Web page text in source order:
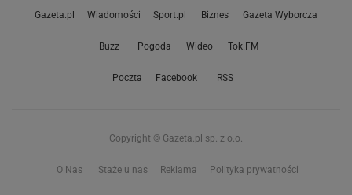
Gazeta.pl Wiadomości Sport.pl Biznes Gazeta Wyborcza
Buzz Pogoda Wideo Tok.FM
Poczta Facebook RSS
Copyright © Gazeta.pl sp. z o.o.
O Nas Staże u nas Reklama Polityka prywatności